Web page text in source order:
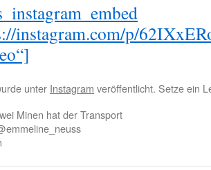
instagram.com/p/
unter Instagram veröffentlicht. Setze ein
Minen hat der Transport